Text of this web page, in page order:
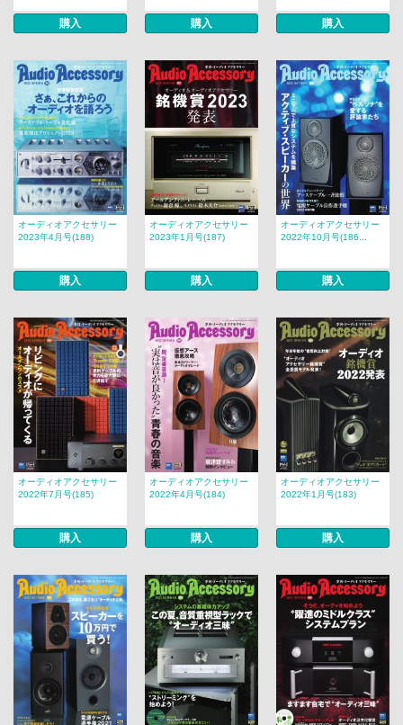
購入 購入 購入
オーディオアクセサリー
2023年4月号(188)
購入
オーディオアクセサリー
2023年1月号(187)
購入
オーディオアクセサリー
2022年10月号(186...
購入
オーディオアクセサリー
2022年7月号(185)
購入
オーディオアクセサリー
2022年4月号(184)
購入
オーディオアクセサリー
2022年1月号(183)
購入